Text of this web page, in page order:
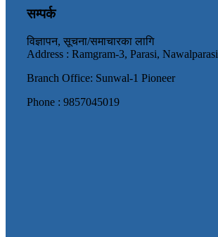
सम्पर्क
विज्ञापन, सूचना/समाचारका लागि
Address : Ramgram-3, Parasi, Nawalparasi
Branch Office: Sunwal-1 Pioneer
Phone : 9857045019